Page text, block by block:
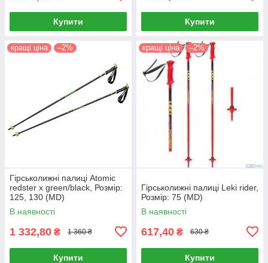
Купити Купити
кращі ціна –2%
Гірськолижні палиці Atomic
redster x green/black, Розмір:
125, 130 (MD)
В наявності
1 332,80 ₴ 1 360 ₴
Купити
кращі ціна –2%
Гірськолижні палиці Leki rider,
Розмір: 75 (MD)
В наявності
617,40 ₴ 630 ₴
Купити